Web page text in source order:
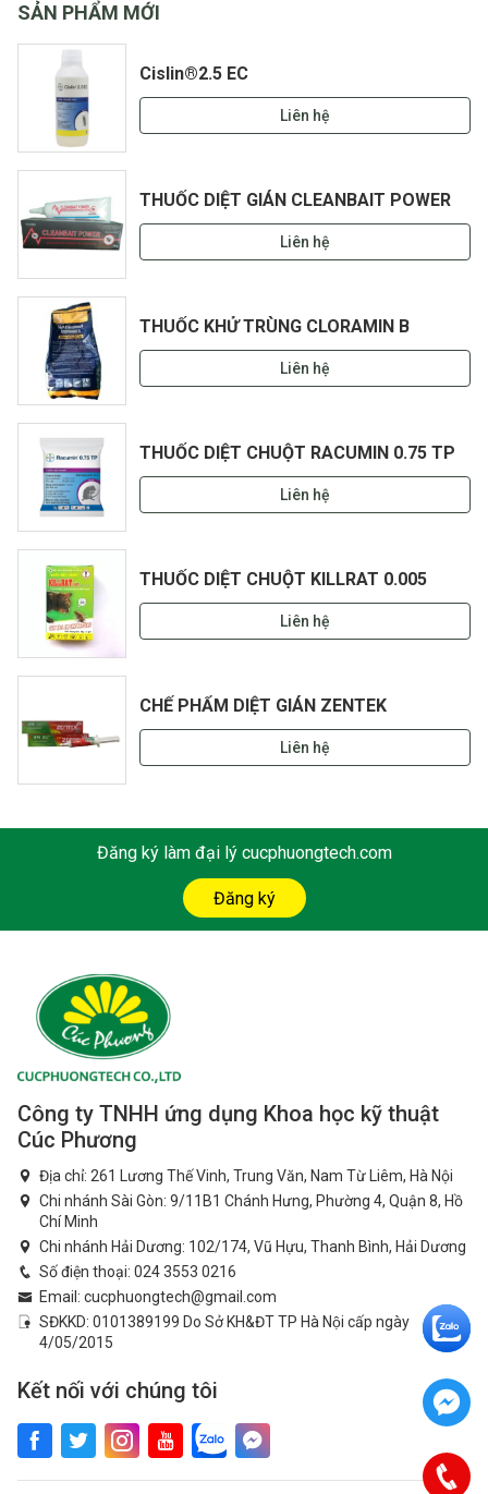
SẢN PHẨM MỚI
Cislin®2.5 EC
Liên hệ
THUỐC DIỆT GIÁN CLEANBAIT POWER
Liên hệ
THUỐC KHỬ TRÙNG CLORAMIN B
Liên hệ
THUỐC DIỆT CHUỘT RACUMIN 0.75 TP
Liên hệ
THUỐC DIỆT CHUỘT KILLRAT 0.005
Liên hệ
CHẾ PHẨM DIỆT GIÁN ZENTEK
Liên hệ
Đăng ký làm đại lý cucphuongtech.com
Đăng ký
Công ty TNHH ứng dụng Khoa học kỹ thuật
Cúc Phương
Địa chỉ: 261 Lương Thế Vinh, Trung Văn, Nam Từ Liêm, Hà Nội
Chi nhánh Sài Gòn: 9/11B1 Chánh Hưng, Phường 4, Quận 8, Hồ
Chí Minh
Chi nhánh Hải Dương: 102/174, Vũ Hựu, Thanh Bình, Hải Dương
Số điện thoại: 024 3553 0216
Email: cucphuongtech@gmail.com
SĐKKD: 0101389199 Do Sở KH&ĐT TP Hà Nội cấp ngày
4/05/2015
Kết nối với chúng tôi